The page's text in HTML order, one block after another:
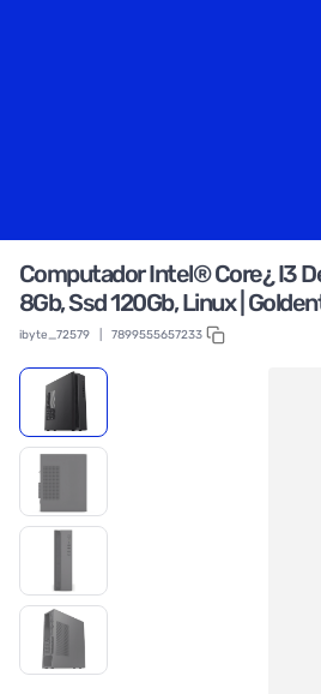
Computador Intel® Core¿ I3
8Gb, Ssd 120Gb, Linux |
ibyte_72579 7899555657233